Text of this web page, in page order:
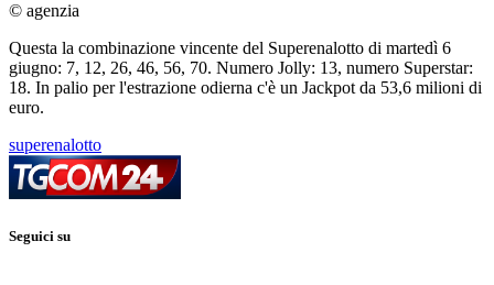
© agenzia
Questa la combinazione vincente del Superenalotto di martedì 6
giugno: 7, 12, 26, 46, 56, 70. Numero Jolly: 13, numero Superstar:
18. In palio per l'estrazione odierna c'è un Jackpot da 53,6 milioni di
euro.
superenalotto
Seguici su